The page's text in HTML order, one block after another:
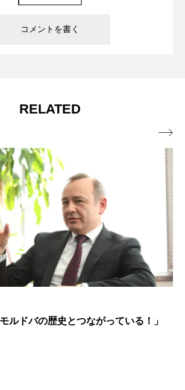
RELATED
ルドバの歴史とつながっている！」
